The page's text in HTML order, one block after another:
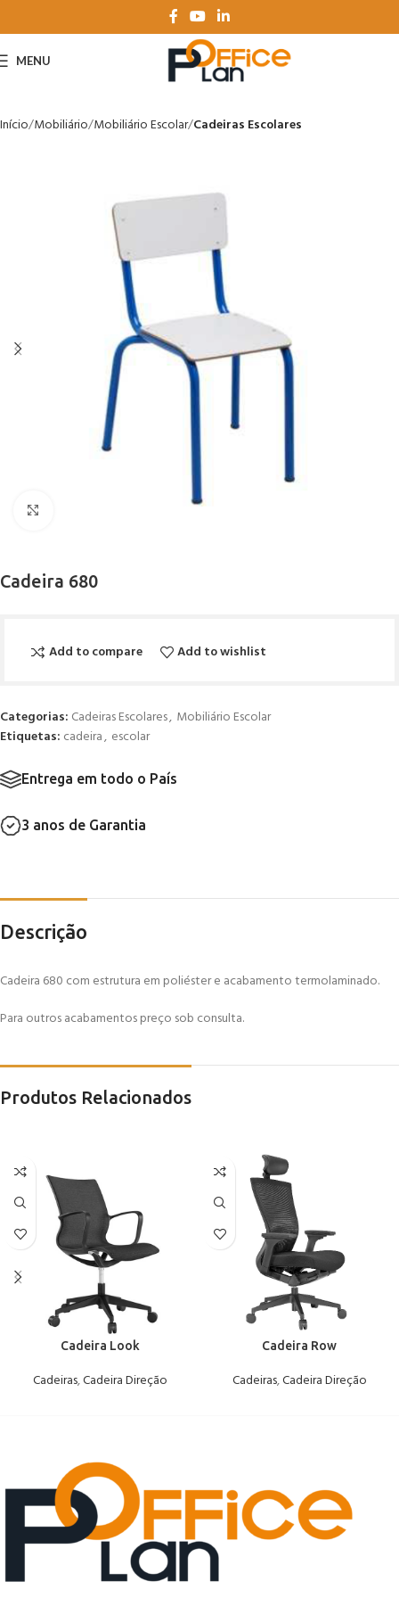
MENU
Início Mobiliário Mobiliário Escolar Cadeiras Escolares
Cadeira 680
Add to compare Add to wishlist
Categorias: Cadeiras Escolares, Mobiliário Escolar
Etiquetas: cadeira, escolar
Entrega em todo o País
3 anos de Garantia
Descrição
Cadeira 680 com estrutura em poliéster e acabamento termolaminado.
Para outros acabamentos preço sob consulta.
Produtos Relacionados
Cadeira Look
Cadeiras,Cadeira Direção
Cadeira Row
Cadeiras,Cadeira Direção